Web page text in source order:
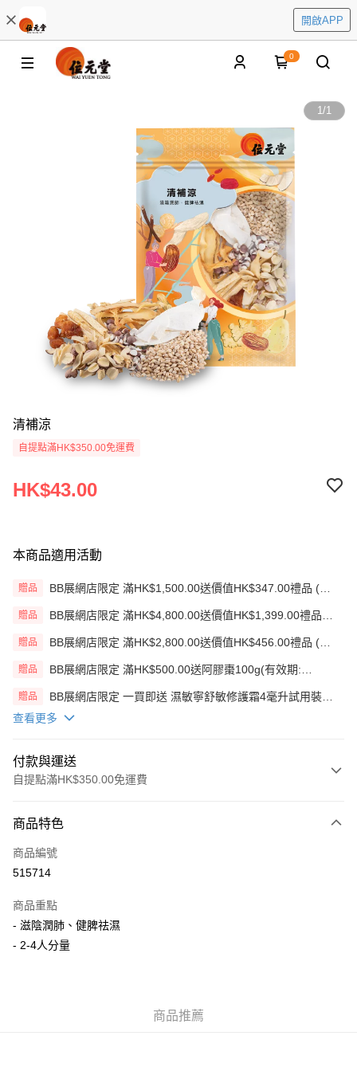
開啟APP
0
1/1
清補涼
自提點滿HK$350.00免運費
HK$43.00
本商品適用活動
贈品
BB展網店限定 滿HK$1,500.00送價值HK$347.00禮品 (贈
贈品
BB展網店限定 滿HK$4,800.00送價值HK$1,399.00禮品
贈品
BB展網店限定 滿HK$2,800.00送價值HK$456.00禮品 (贈
贈品
BB展網店限定 滿HK$500.00送阿膠棗100g(有效期:
贈品
BB展網店限定 一買即送 濕敏寧舒敏修護霜4毫升試用裝
X2 包(贈品)(送完即止)
查看更多
付款與運送
自提點滿HK$350.00免運費
信用卡
AlipayHK
WeChat Pay
每筆HK$50.00，滿HK$350.00或以上免運費
商品特色
商品編號
515714
商品重點
- 滋陰潤肺、健脾祛濕
- 2-4人分量
商品推薦